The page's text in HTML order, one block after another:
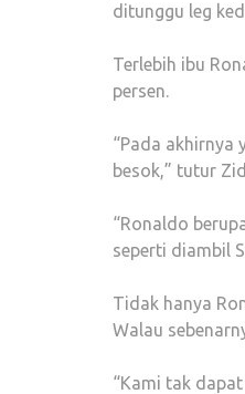
ditunggu leg
Terlebih ibu
persen.
“Pada akhirnya
besok,” tutur
“Ronaldo
seperti diambil
Tidak hanya
Walau
“Kami tak